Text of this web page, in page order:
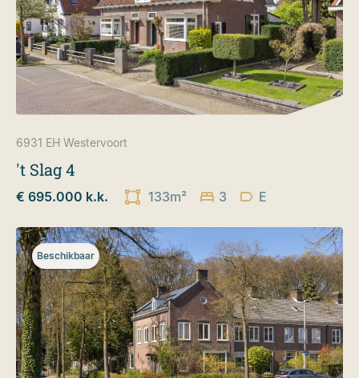
6931 EH Westervoort
't Slag 4
€ 695.000 k.k. 133m² 3 E
Beschikbaar